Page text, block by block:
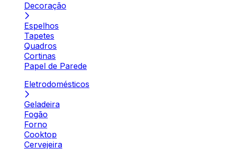
Decoração
Espelhos
Tapetes
Quadros
Cortinas
Papel de Parede
Eletrodomésticos
Geladeira
Fogão
Forno
Cooktop
Cervejeira